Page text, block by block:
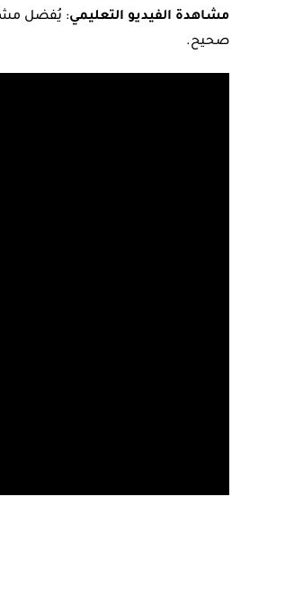
مشاهدة الفيديو التعليمي: يُفضل
صحيح.